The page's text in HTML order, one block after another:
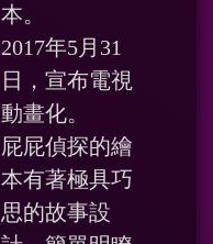
本。
2017年5月31
日，宣布電視
動畫化。
屁屁偵探的繪
本有著極具巧
思的故事設